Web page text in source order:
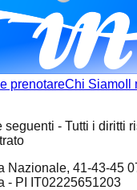
prenotareChi Siamo
seguenti - Tutti i diritti
Nazionale, 41-43-45
- PI IT02225651203